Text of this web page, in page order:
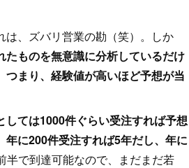
、ズバリ営業の勘（笑）。しか
たものを無意識に分析しているだけ
まり、経験値が高いほど予想が当
ては1000件ぐらい受注すれば予想
に200件受注すれば5年だし、年に
半で到達可能なので、まだまだ若